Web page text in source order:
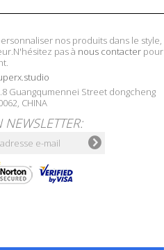
nos produits dans le style,
pas à nous contacter pour
Guangqumennei Street dongcheng
CHINA